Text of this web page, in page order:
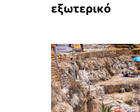
εξωτερικό